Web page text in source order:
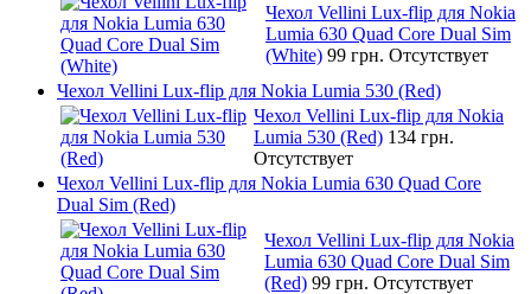
Чехол Vellini Lux-flip для Nokia
Lumia 630 Quad Core Dual Sim
(White) 99 грн. Отсутствует
Чехол Vellini Lux-flip для Nokia Lumia 530 (Red)
Чехол Vellini Lux-flip для Nokia
Lumia 530 (Red) 134 грн.
Отсутствует
Чехол Vellini Lux-flip для Nokia Lumia 630 Quad Core
Dual Sim (Red)
Чехол Vellini Lux-flip для Nokia
Lumia 630 Quad Core Dual Sim
(Red) 99 грн. Отсутствует